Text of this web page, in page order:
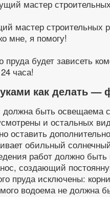
мастер строительных
мне, я помогу!
будет зависеть
часа!
как делать —
быть освещаема
и остальных
оставить
обильный
работ должно быть
создающий
пруда исключены:
водоема не должна